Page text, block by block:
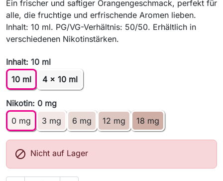
Ein frischer und saftiger Orangengeschmack, perfekt für
alle, die fruchtige und erfrischende Aromen lieben.
Inhalt: 10 ml. PG/VG-Verhältnis: 50/50. Erhältlich in
verschiedenen Nikotinstärken.
Inhalt: 10 ml
10 ml
4 x 10 ml
Nikotin: 0 mg
0 mg
3 mg 6 mg 12 mg 18 mg
 Nicht auf Lager